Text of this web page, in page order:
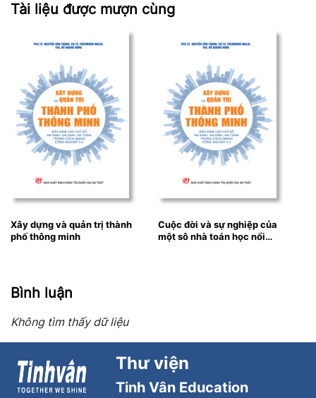
Tài liệu được mượn cùng
Xây dựng và quản trị thành
phố thông minh
Cuộc đời và sự nghiệp của
một sô nhà toán học nổi
Bình luận
Không tìm thấy dữ liệu
Thư viện
Tinh Vân Education